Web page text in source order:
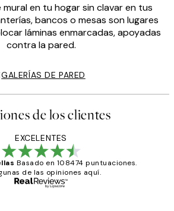
en tu hogar sin clavar en tus
bancos o mesas son lugares
láminas enmarcadas, apoyadas
contra la pared.
GALERÍAS DE PARED
de los clientes
EXCELENTES
Basado en 108474 puntuaciones.
de las opiniones aquí.